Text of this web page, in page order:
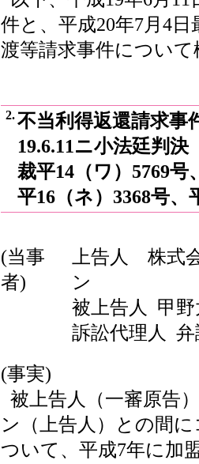
件と、平成20年7月4
渡等請求事件につい
2.不当利得返還請求事
19.6.11ニ小法廷判
裁平14（ワ）5769号
平16（ネ）3368号、
(当事
者)
上告人
株式
ン
被上告人
甲
訴訟代理人
弁
(事実)
被上告人（一審原告
ン（上告人）との間
ついて、平成7年に加